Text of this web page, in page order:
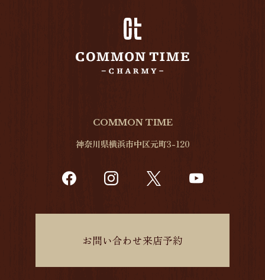
COMMON TIME
神奈川県横浜市中区元町3-120
お問い合わせ来店予約